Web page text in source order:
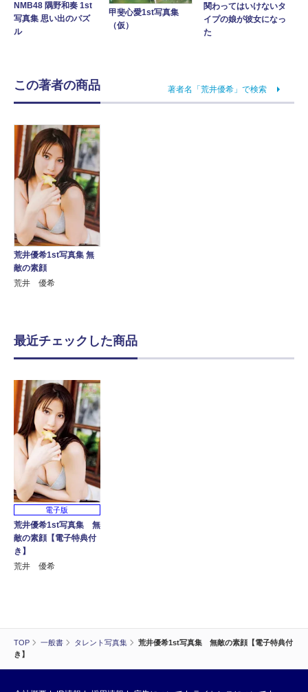
TOP 一般書 タレント写真集
荒井優希1st写真集 無敵の素顔【電子特典付
き】
NMB48 隅野和奏 1st
写真集 思い出のパズ
ル
甲斐心愛1st写真集
（仮）
関わってはいけないタ
イプの娘が彼女になっ
た
この著者の商品 著者名「荒井優希」で検索
荒井優希1st写真集 無
敵の素顔
荒井 優希
最近チェックした商品
電子版
荒井優希1st写真集 無
敵の素顔【電子特典付
き】
荒井 優希